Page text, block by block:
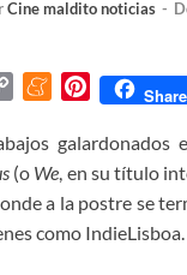
Cine maldito noticias -
p
y
L
i
M
n
e
a
m
P
n
t
e
r
Share
(o We, en su título
a la postre se
como IndieLisboa.